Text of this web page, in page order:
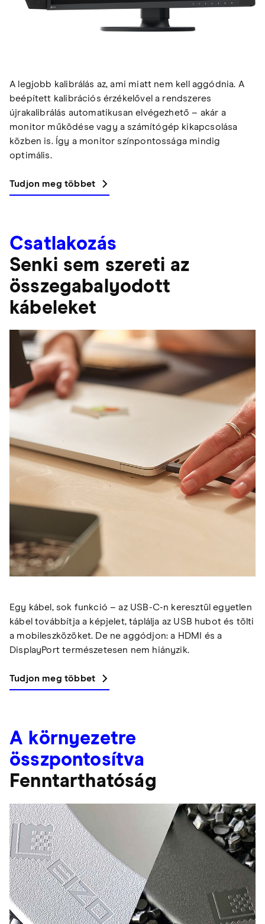
A legjobb kalibrálás az, ami miatt nem kell aggódnia. A
beépített kalibrációs érzékelővel a rendszeres
újrakalibrálás automatikusan elvégezhető – akár a
monitor működése vagy a számítógép kikapcsolása
közben is. Így a monitor színpontossága mindig
optimális.
Tudjon meg többet
Csatlakozás
Senki sem szereti az
összegabalyodott
kábeleket
Egy kábel, sok funkció – az USB-C-n keresztül egyetlen
kábel továbbítja a képjelet, táplálja az USB hubot és tölti
a mobileszközöket. De ne aggódjon: a HDMI és a
DisplayPort természetesen nem hiányzik.
Tudjon meg többet
A környezetre
összpontosítva
Fenntarthatóság